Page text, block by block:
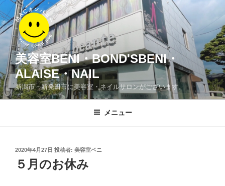
ン
テ
へ
ス
キ
ッ
美容室BENI・BOND'SBENI・
ALAISE・NAIL
新潟市・新発田市に美容室・ネイルサロンがございます。
メニュー
投
稿
日:
2020年4月27日 投稿者: 美容室ベニ
５月のお休み